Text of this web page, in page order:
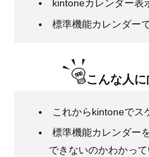
kintoneカレンダー表
標準機能カレンダー
こんな人
これからkintoneでス
標準機能カレンダー
できないのかわかっ